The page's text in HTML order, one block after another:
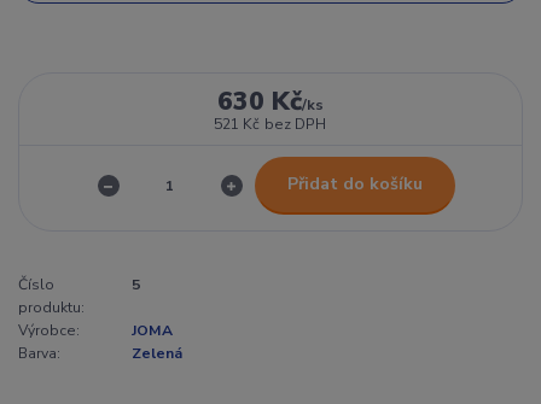
630 Kč/ks
521 Kč bez DPH
Přidat do košíku
Číslo
produktu:
5
Výrobce:
JOMA
Barva:
Zelená